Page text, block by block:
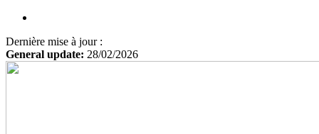
Dernière mise à jour :
General update: 28/02/2026